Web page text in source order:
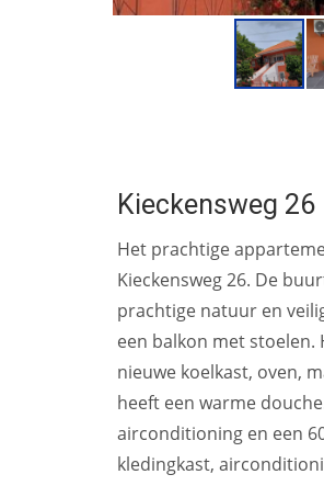
Kieckensweg 26
Het prachtige
Kieckensweg 26. De
prachtige natuur en
een balkon met
nieuwe koelkast, oven,
heeft een warme
airconditioning en een
kledingkast,